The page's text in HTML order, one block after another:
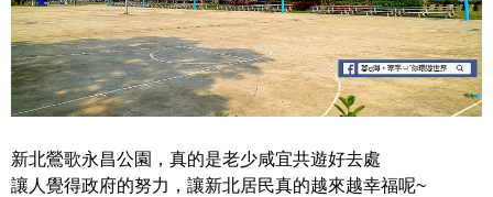
新北鶯歌永昌公園，真的是老少咸宜共遊好去處
讓人覺得政府的努力，讓新北居民真的越來越幸福呢~